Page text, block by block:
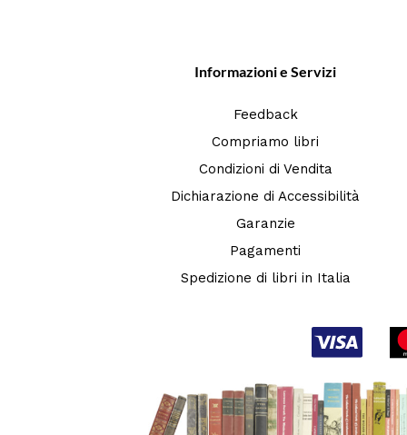
Informazioni e Servizi
Feedback
Compriamo libri
Condizioni di Vendita
Dichiarazione di Accessibilità
Garanzie
Pagamenti
Spedizione di libri in Italia